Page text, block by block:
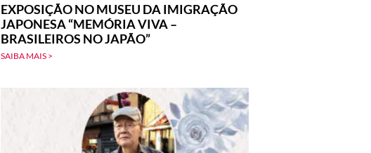
EXPOSIÇÃO NO MUSEU DA IMIGRAÇÃO
JAPONESA “MEMÓRIA VIVA –
BRASILEIROS NO JAPÃO”
SAIBA MAIS >